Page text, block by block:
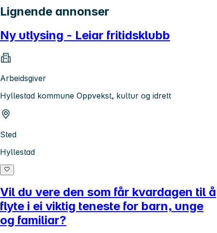
Lignende annonser
Ny utlysing - Leiar fritidsklubb
Arbeidsgiver
Hyllestad kommune Oppvekst, kultur og idrett
Sted
Hyllestad
Vil du vere den som får kvardagen til å
flyte i ei viktig teneste for barn, unge
og familiar?